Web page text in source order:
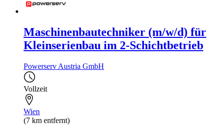
Maschinenbautechniker (m/w/d) für
Kleinserienbau im 2-Schichtbetrieb
Powerserv Austria GmbH
Vollzeit
Wien
(7 km entfernt)